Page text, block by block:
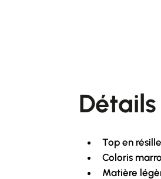
Top en
Coloris
Matière